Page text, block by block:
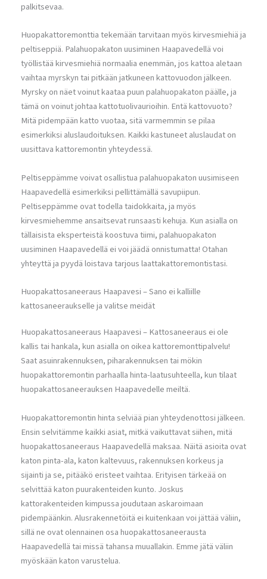
palkitsevaa.
Huopakattoremonttia tekemään tarvitaan myös kirvesmiehiä ja
peltiseppiä. Palahuopakaton uusiminen Haapavedellä voi
työllistää kirvesmiehiä normaalia enemmän, jos kattoa aletaan
vaihtaa myrskyn tai pitkään jatkuneen kattovuodon jälkeen.
Myrsky on näet voinut kaataa puun palahuopakaton päälle, ja
tämä on voinut johtaa kattotuolivaurioihin. Entä kattovuoto?
Mitä pidempään katto vuotaa, sitä varmemmin se pilaa
esimerkiksi aluslaudoituksen. Kaikki kastuneet aluslaudat on
uusittava kattoremontin yhteydessä.
Peltiseppämme voivat osallistua palahuopakaton uusimiseen
Haapavedellä esimerkiksi pellittämällä savupiipun.
Peltiseppämme ovat todella taidokkaita, ja myös
kirvesmiehemme ansaitsevat runsaasti kehuja. Kun asialla on
tällaisista eksperteistä koostuva tiimi, palahuopakaton
uusiminen Haapavedellä ei voi jäädä onnistumatta! Otahan
yhteyttä ja pyydä loistava tarjous laattakattoremontistasi.
Huopakattosaneeraus Haapavesi – Sano ei kalliille
kattosaneeraukselle ja valitse meidät
Huopakattosaneeraus Haapavesi – Kattosaneeraus ei ole
kallis tai hankala, kun asialla on oikea kattoremonttipalvelu!
Saat asuinrakennuksen, piharakennuksen tai mökin
huopakattoremontin parhaalla hinta-laatusuhteella, kun tilaat
huopakattosaneerauksen Haapavedelle meiltä.
Huopakattoremontin hinta selviää pian yhteydenottosi jälkeen.
Ensin selvitämme kaikki asiat, mitkä vaikuttavat siihen, mitä
huopakattosaneeraus Haapavedellä maksaa. Näitä asioita ovat
katon pinta-ala, katon kaltevuus, rakennuksen korkeus ja
sijainti ja se, pitääkö eristeet vaihtaa. Erityisen tärkeää on
selvittää katon puurakenteiden kunto. Joskus
kattorakenteiden kimpussa joudutaan askaroimaan
pidempäänkin. Alusrakennetöitä ei kuitenkaan voi jättää väliin,
sillä ne ovat olennainen osa huopakattosaneerausta
Haapavedellä tai missä tahansa muuallakin. Emme jätä väliin
myöskään katon varustelua.